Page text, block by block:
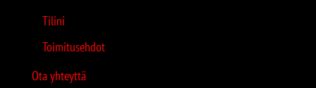
Tilini
Toimitusehdot
Ota yhteyttä